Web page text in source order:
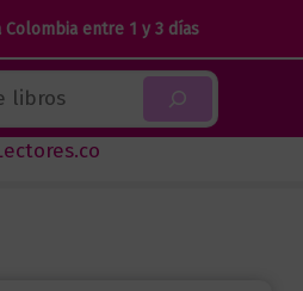
Colombia entre 1 y 3 días